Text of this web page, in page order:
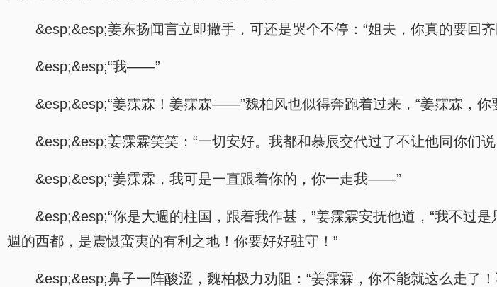
&esp;&esp;姜东扬闻言立即撒手，可还是哭个不停：“姐夫，你真的要回齐
&esp;&esp;“我——”
&esp;&esp;“姜霂霖！姜霂霖——”魏柏风也似得奔跑着过来，“姜霂霖，
&esp;&esp;姜霂霖笑笑：“一切安好。我都和慕辰交代过了不让他同你
&esp;&esp;“姜霂霖，我可是一直跟着你的，你一走我——”
&esp;&esp;“你是大週的柱国，跟着我作甚，”姜霂霖安抚他道，“我不过
週的西都，是震慑蛮夷的有利之地！你要好好驻守！”
&esp;&esp;鼻子一阵酸涩，魏柏极力劝阻：“姜霂霖，你不能就这么走